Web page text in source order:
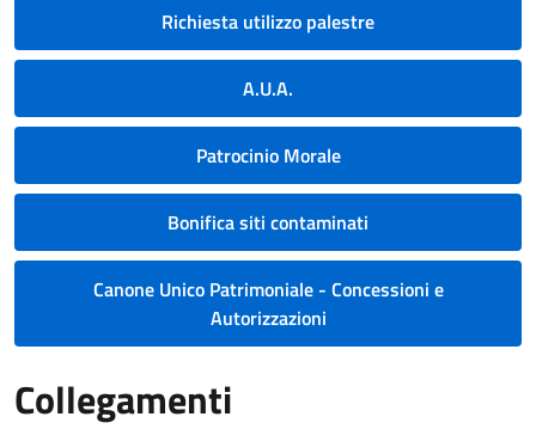
Richiesta utilizzo palestre
A.U.A.
Patrocinio Morale
Bonifica siti contaminati
Canone Unico Patrimoniale - Concessioni e
Autorizzazioni
Collegamenti